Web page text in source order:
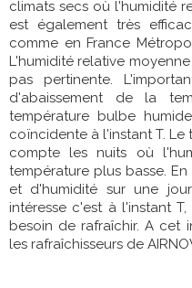
climats secs où l'humidité
est également très
comme en France
L'humidité relative
pas pertinente.
d'abaissement de la
température bulbe
coïncidente à l'instant T.
compte les nuits où
température plus basse.
et d'humidité sur une
intéresse c'est à l'instant
besoin de rafraîchir. A cet
les rafraîchisseurs de